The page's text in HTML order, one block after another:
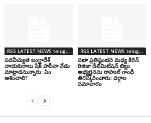
RSS LATEST NEWS telugu తాజా వార్తలు
పదవీచ్యుత బంగ్లాదేశ్
నాయకురాలు షేక్ హసీనా నేడు
మాట్లాడనున్నారు: ఏం
ఆశించాలి?
RSS LATEST NEWS telugu తాజా వార్తలు
సభా ప్రతిష్ఠంభన మధ్య కిరెన్
రిజిజు డీలిమిటేషన్ బిల్లు
అభ్యర్థనను రాహుల్ గాంధీ
తిరస్కరించారు: వర్గాల
సమాచారం